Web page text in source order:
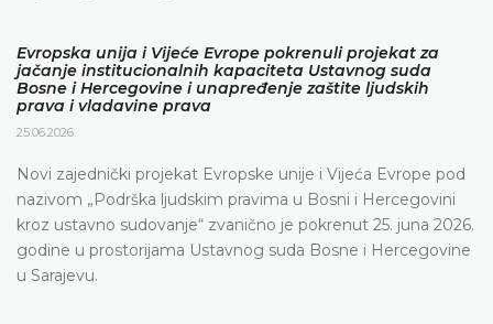
Evropska unija i Vijeće Evrope pokrenuli projekat za
jačanje institucionalnih kapaciteta Ustavnog suda
Bosne i Hercegovine i unapređenje zaštite ljudskih
prava i vladavine prava
25.06.2026.
Novi zajednički projekat Evropske unije i Vijeća Evrope pod
nazivom „Podrška ljudskim pravima u Bosni i Hercegovini
kroz ustavno sudovanje“ zvanično je pokrenut 25. juna 2026.
godine u prostorijama Ustavnog suda Bosne i Hercegovine
u Sarajevu.